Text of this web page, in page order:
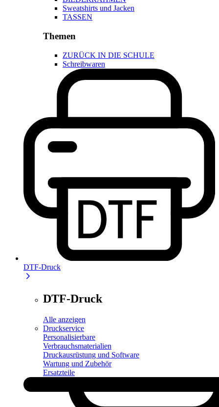
Sweatshirts und Jacken
TASSEN
Themen
ZURÜCK IN DIE SCHULE
Schreibwaren
DTF-Druck
DTF-Druck
Alle anzeigen
Druckservice
Personalisierbare
Verbrauchsmaterialien
Druckausrüstung und Software
Wartung und Zubehör
Ersatzteile